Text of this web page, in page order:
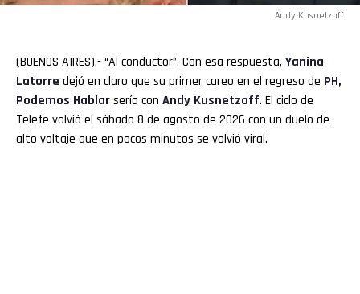
Andy Kusnetzoff
(BUENOS AIRES).- “Al conductor”. Con esa respuesta, Yanina
Latorre dejó en claro que su primer careo en el regreso de PH,
Podemos Hablarsería con Andy Kusnetzoff. El ciclo de
Telefe volvió el sábado 8 de agosto de 2026 con un duelo de
alto voltaje que en pocos minutos se volvió viral.